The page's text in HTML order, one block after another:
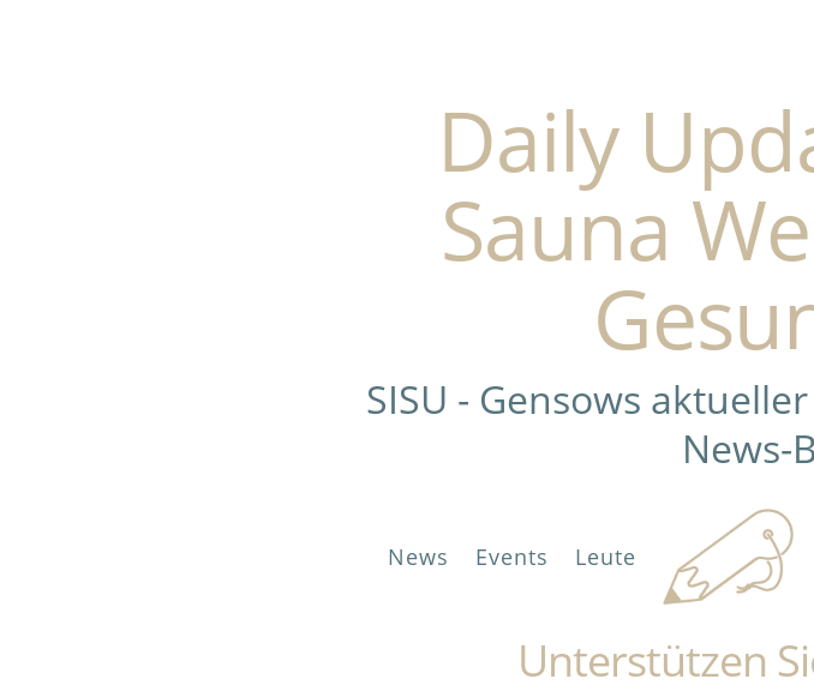
Daily
Sauna
SISU - Gensows
News-
News Events Leute
Unterstützen